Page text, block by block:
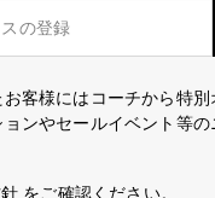
お客様にはコーチから特
ョンやセールイベント等
をご確認ください。